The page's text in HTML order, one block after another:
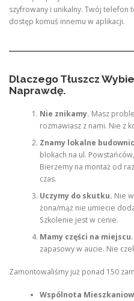
szyfrowany i unikalny. Twój telefon
dostęp komuś innemu w aplikacji.
Dlaczego Tłuszcz
Naprawdę.
Nie znikamy. Masz
rozmawiasz z nami. Nie z
Znamy lokalne
blokach na ul.
Bierzemy na montaż od
czas.
Uczymy do skutku. Nie
żona/mąż nie umiecie
Szkolenie jest w cenie.
Mamy części na miejscu.
zapasowy w aucie. Nie
Zamontowaliśmy już ponad 150
Wspólnota